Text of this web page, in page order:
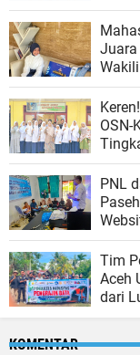
Juara
OSN-
PNL
Tim
Aceh
dari
KOMENTAR